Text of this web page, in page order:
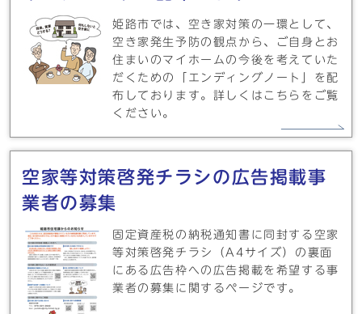
姫路市では、空き家対策の一環として、
空き家発生予防の観点から、ご自身とお
住まいのマイホームの今後を考えていた
だくための「エンディングノート」を配
布しております。詳しくはこちらをご覧
ください。
空家等対策啓発チラシの広告掲載事
業者の募集
固定資産税の納税通知書に同封する空家
等対策啓発チラシ（A4サイズ）の裏面
にある広告枠への広告掲載を希望する事
業者の募集に関するページです。